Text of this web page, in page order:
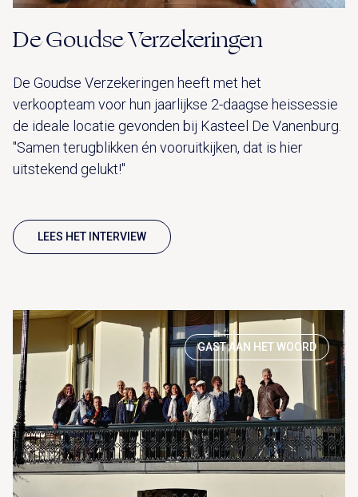
De Goudse Verzekeringen
De Goudse Verzekeringen heeft met het
verkoopteam voor hun jaarlijkse 2-daagse heissessie
de ideale locatie gevonden bij Kasteel De Vanenburg.
"Samen terugblikken én vooruitkijken, dat is hier
uitstekend gelukt!"
LEES HET INTERVIEW
GAST AAN HET WOORD